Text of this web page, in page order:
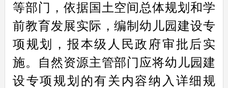
等部门，依据国土空间总体规划和学
前教育发展实际，编制幼儿园建设专
项规划，报本级人民政府审批后实
施。自然资源主管部门应将幼儿园建
设专项规划的有关内容纳入详细规